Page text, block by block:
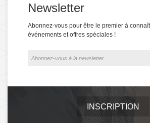
Newsletter
Abonnez-vous pour être le premier à
événements et offres spéciales !
INSCRIPTION